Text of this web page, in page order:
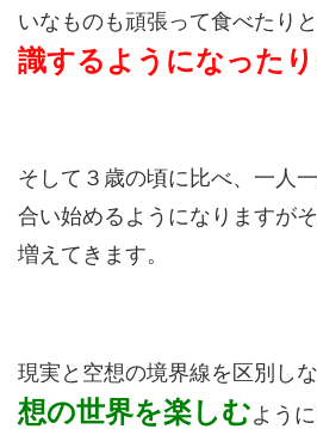
いなものも頑張って食べたりと
識するようになったり
そして３歳の頃に比べ、一人
合い始めるようになりますが
増えてきます。
現実と空想の境界線を区別し
想の世界を楽しむよう